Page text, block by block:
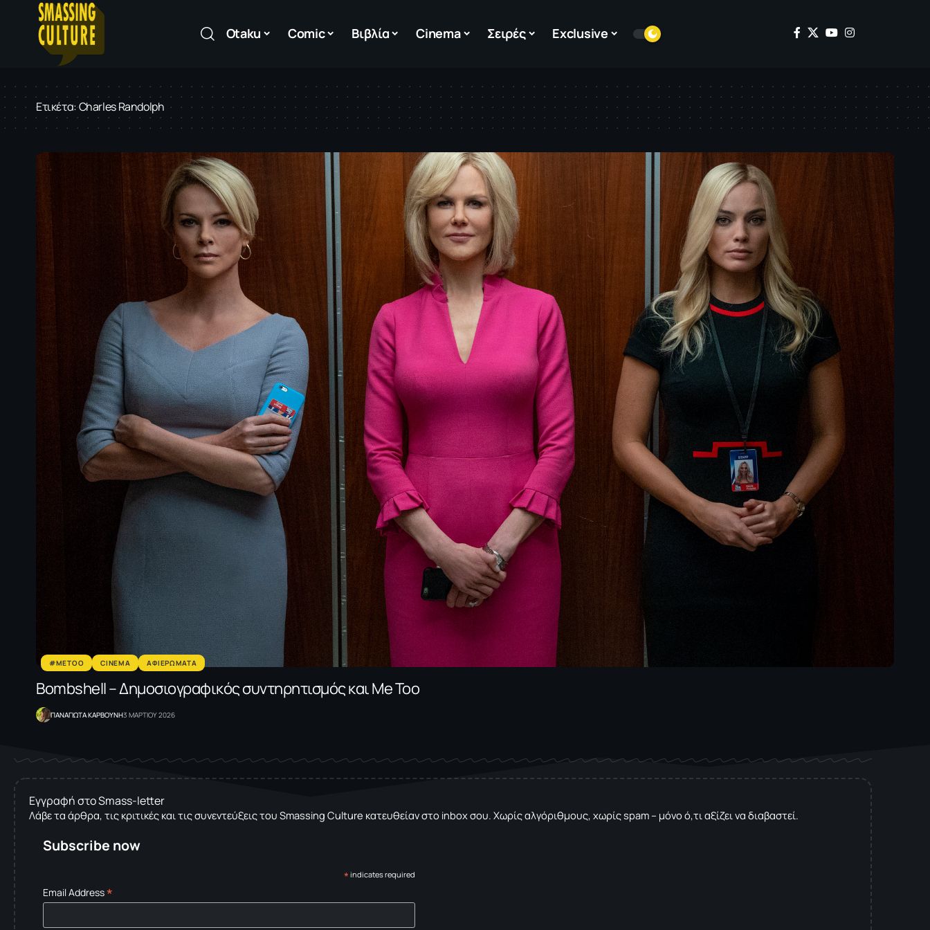
Otaku Comic Βιβλία Cinema Σειρές Exclusive
Ετικέτα:Charles Randolph
#METOO CINEMA ΑΦΙΕΡΩΜΑΤΑ
Bombshell – Δημοσιογραφικός συντηρητισμός και Me Too
ΠΑΝΑΓΙΩΤΑ ΚΑΡΒΟΥΝΗ3 ΜΑΡΤΙΟΥ 2026
Εγγραφή στο Smass-letter
Λάβε τα άρθρα, τις κριτικές και τις συνεντεύξεις του Smassing Culture κατευθείαν στο inbox σου. Χωρίς αλγόριθμους, χωρίς spam – μόνο ό,τι αξίζει να διαβαστεί.
Subscribe now
* indicates required
Email Address*